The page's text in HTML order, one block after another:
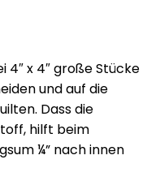
4″ x 4″ große Stücke
und auf die
Dass die
hilft beim
¼” nach innen